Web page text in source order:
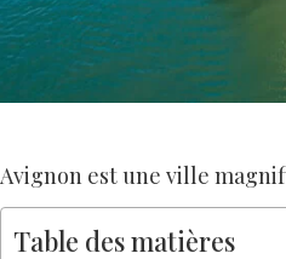
Avignon est une ville
Table des matières